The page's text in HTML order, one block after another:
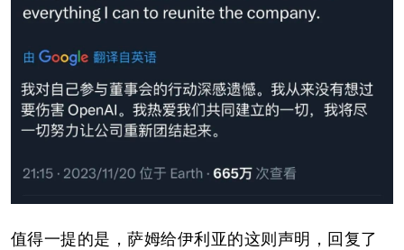
值得一提的是，萨姆给伊利亚的这则声明，回复了